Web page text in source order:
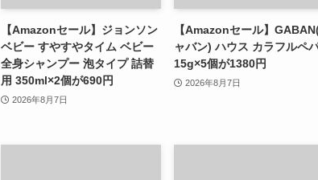
【Amazonセール】ジョンソン
ベビー すやすやタイム ベビー
全身シャンプー 泡タイプ 詰替
用 350ml×2個が690円
2026年8月7日
【Amazonセール】
ャバン) ハウス カラフルペ
15g×5個が1380円
2026年8月7日